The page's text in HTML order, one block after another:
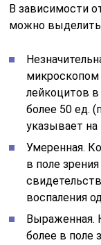
В зависимости
можно выделить
микроскопом
лейкоцитов в
более 50 ед.
указывает на
Умеренная.
в поле
воспаления
Выраженная.
более в поле